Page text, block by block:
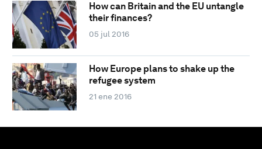
How can Britain and the EU untangle
their finances?
05 jul 2016
How Europe plans to shake up the
refugee system
21 ene 2016